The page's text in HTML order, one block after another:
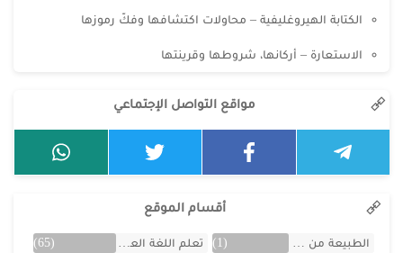
الكتابة الهيروغليفية – محاولات اكتشافها وفكّ رموزها
الاستعارة – أركانها، شروطها وقرينتها
مواقع التواصل الإجتماعي
أقسام الموقع
الطبيعة من البلد (1) تعلم اللغة العربية (65)